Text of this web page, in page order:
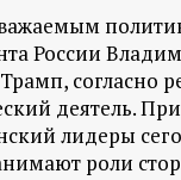
России
согласно
деятель.
лидеры
роли